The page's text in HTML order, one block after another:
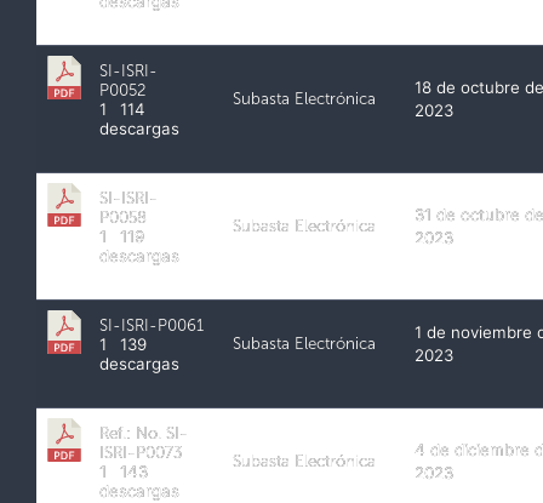
SI-ISRI-
P0052
1
114
descargas
Subasta Electrónica
18 de octubre de
2023
SI-ISRI-
P0058
1
119
descargas
Subasta Electrónica
31 de octubre de
2023
SI-ISRI-P0061
1
139
descargas
Subasta Electrónica
1 de noviembre
2023
Ref.: No. SI-
ISRI-P0073
1
143
descargas
Subasta Electrónica
4 de diciembre
2023